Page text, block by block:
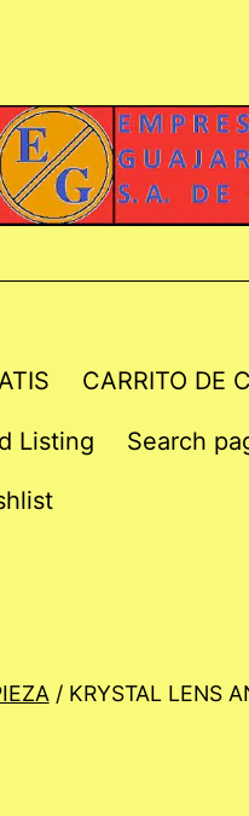
CARRITO DE
Listing Search
/ KRYSTAL LENS